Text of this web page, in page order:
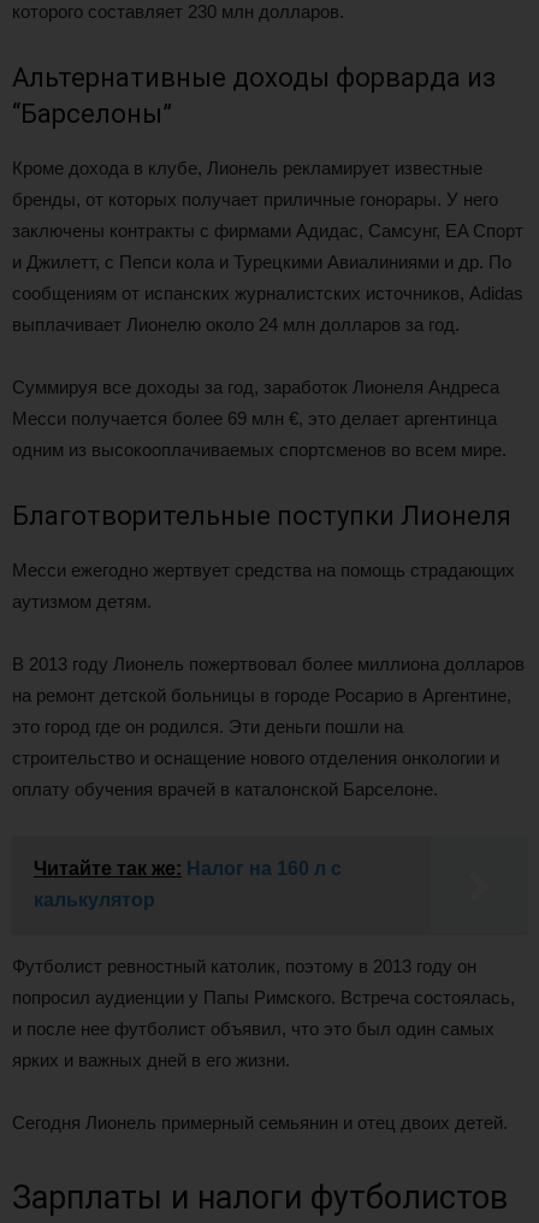
которого составляет 230 млн долларов.
Альтернативные доходы форварда из
“Барселоны”
Кроме дохода в клубе, Лионель рекламирует известные
бренды, от которых получает приличные гонорары. У него
заключены контракты с фирмами Адидас, Самсунг, EA Спорт
и Джилетт, с Пепси кола и Турецкими Авиалиниями и др. По
сообщениям от испанских журналистских источников, Adidas
выплачивает Лионелю около 24 млн долларов за год.
Суммируя все доходы за год, заработок Лионеля Андреса
Месси получается более 69 млн €, это делает аргентинца
одним из высокооплачиваемых спортсменов во всем мире.
Благотворительные поступки Лионеля
Месси ежегодно жертвует средства на помощь страдающих
аутизмом детям.
В 2013 году Лионель пожертвовал более миллиона долларов
на ремонт детской больницы в городе Росарио в Аргентине,
это город где он родился. Эти деньги пошли на
строительство и оснащение нового отделения онкологии и
оплату обучения врачей в каталонской Барселоне.
Читайте так же: Налог на 160 л с
калькулятор
Футболист ревностный католик, поэтому в 2013 году он
попросил аудиенции у Папы Римского. Встреча состоялась,
и после нее футболист объявил, что это был один самых
ярких и важных дней в его жизни.
Сегодня Лионель примерный семьянин и отец двоих детей.
Зарплаты и налоги футболистов